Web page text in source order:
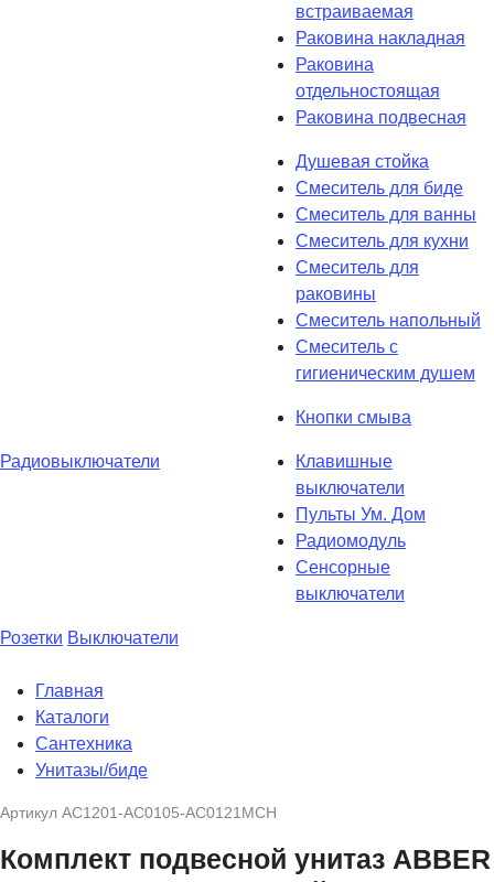
встраиваемая
Раковина накладная
Раковина
отдельностоящая
Раковина подвесная
Душевая стойка
Смеситель для биде
Смеситель для ванны
Смеситель для кухни
Смеситель для
раковины
Смеситель напольный
Смеситель с
гигиеническим душем
Кнопки смыва
Радиовыключатели
Клавишные
выключатели
Пульты Ум. Дом
Радиомодуль
Сенсорные
выключатели
Розетки Выключатели
Главная
Каталоги
Сантехника
Унитазы/биде
Артикул AC1201-AC0105-AC0121MCH
Комплект подвесной унитаз ABBER